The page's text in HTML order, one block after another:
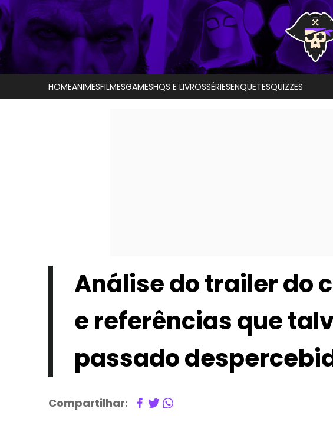
HOMEANIMESFILMESGAMESHQS E LIVROSSÉRIESENQUETESQUIZZES
Análise do trailer do
e referências que
passado
Compartilhar: